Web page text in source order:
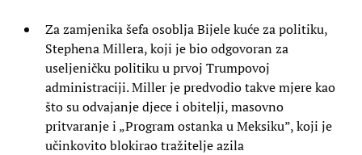
Za zamjenika šefa osoblja Bijele kuće za politiku,
Stephena Millera, koji je bio odgovoran za
useljeničku politiku u prvoj Trumpovoj
administraciji. Miller je predvodio takve mjere kao
što su odvajanje djece i obitelji, masovno
pritvaranje i „Program ostanka u Meksiku”, koji je
učinkovito blokirao tražitelje azila